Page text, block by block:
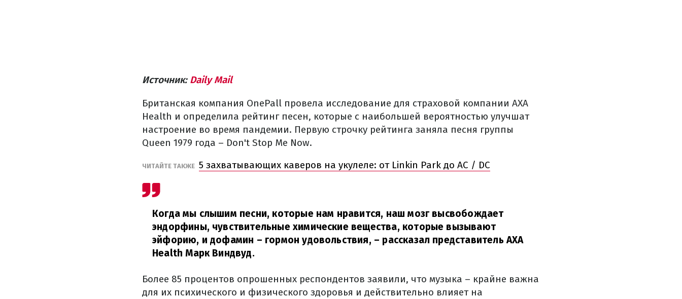
Источник: Daily Mail
Британская компания OnePall провела исследование для страховой компании AXA
Health и определила рейтинг песен, которые с наибольшей вероятностью улучшат
настроение во время пандемии. Первую строчку рейтинга заняла песня группы
Queen 1979 года – Don't Stop Me Now.
ЧИТАЙТЕ ТАКЖЕ 5 захватывающих каверов на укулеле: от Linkin Park до AC / DC
Когда мы слышим песни, которые нам нравится, наш мозг высвобождает
эндорфины, чувствительные химические вещества, которые вызывают
эйфорию, и дофамин – гормон удовольствия, – рассказал представитель AXA
Health Марк Виндвуд.
Более 85 процентов опрошенных респондентов заявили, что музыка – крайне важна
для их психического и физического здоровья и действительно влияет на